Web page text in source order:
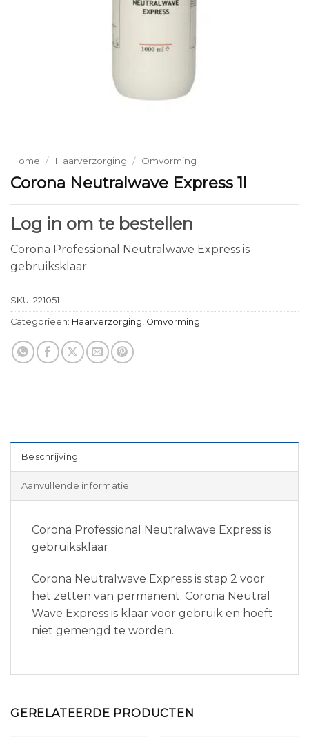
Home / Haarverzorging / Omvorming
Corona Neutralwave Express 1l
Log in om te bestellen
Corona Professional Neutralwave Express is
gebruiksklaar
SKU: 221051
Categorieën: Haarverzorging Omvorming
Beschrijving
Aanvullende informatie
Corona Professional Neutralwave Express is
gebruiksklaar
Corona Neutralwave Express is stap 2 voor
het zetten van permanent. Corona Neutral
Wave Express is klaar voor gebruik en hoeft
niet gemengd te worden.
GERELATEERDE PRODUCTEN